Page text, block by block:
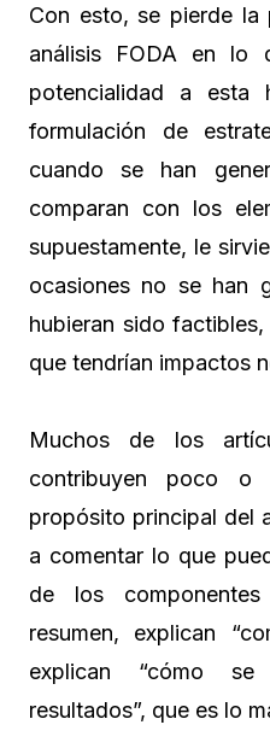
Con esto, se pierde la
análisis FODA en lo
potencialidad a esta
formulación de
cuando se han
comparan con los
supuestamente, le
ocasiones no se han
hubieran sido
que tendrían impactos
Muchos de los
contribuyen poco o
propósito principal del
a comentar lo que
de los
resumen, explican
explican “cómo
resultados”, que es lo